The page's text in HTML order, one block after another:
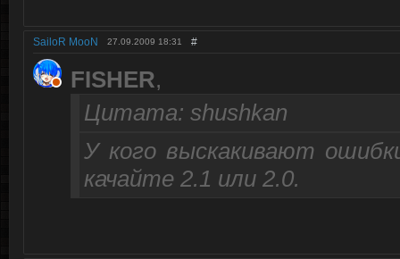
SailoR MooN 27.09.2009 18:31 #
FISHER,
Цитата: shushkan
У кого выскакивают
качайте 2.1 или 2.0.